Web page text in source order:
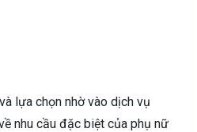
lựa chọn nhờ vào dịch vụ
nhu cầu đặc biệt của phụ nữ